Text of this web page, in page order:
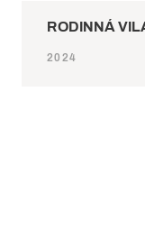
RODINNÁ
2024